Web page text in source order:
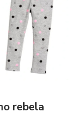
rebela